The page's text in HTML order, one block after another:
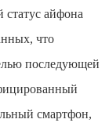
айфона
что
последующей
смартфон,